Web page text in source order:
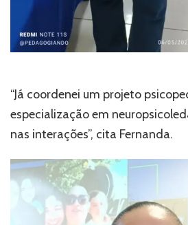
“Já coordenei um projeto
especialização em
nas interações”, cita Fernanda.